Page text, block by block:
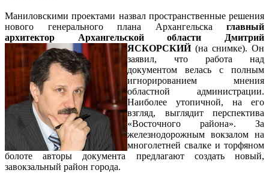
Маниловскими проектами назвал пространственные решения
нового генерального плана Архангельска главный
архитектор Архангельской области Дмитрий
ЯСКОРСКИЙ(на снимке). Он
заявил, что работа над
документом велась с полным
игнорированием мнения
областной администрации.
Наиболее утопичной, на его
взгляд, выглядит перспектива
«Восточного района». За
железнодорожным вокзалом на
многолетней свалке и торфяном
болоте авторы документа предлагают создать новый,
завокзальный район города.